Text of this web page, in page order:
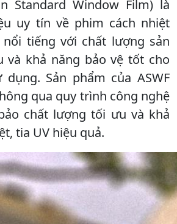
Standard Window Film) là
uy tín về phim cách nhiệt
tiếng với chất lượng sản
và khả năng bảo vệ tốt cho
Sản phẩm của ASWF
qua quy trình công nghệ
chất lượng tối ưu và khả
tia UV hiệu quả.